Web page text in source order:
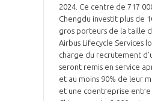
2024. Ce centre de 717
Chengdu investit plus de
gros porteurs de la taille
Airbus Lifecycle Services
charge du recrutement
seront remis en service
et au moins 90% de leur
et une coentreprise entre
VOUS ÊTES
ADHÉRENTS
Développez votre activité à
pérennité de votre entreprise à